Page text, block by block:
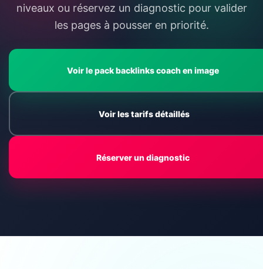
niveaux ou réservez un diagnostic pour valider
les pages à pousser en priorité.
Voir le pack backlinks coach en image
Voir les tarifs détaillés
Réserver un diagnostic